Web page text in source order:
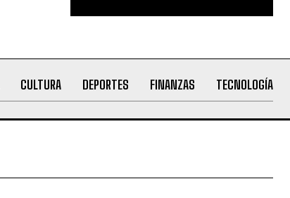
CULTURA DEPORTES FINANZAS TECNOLOGÍA